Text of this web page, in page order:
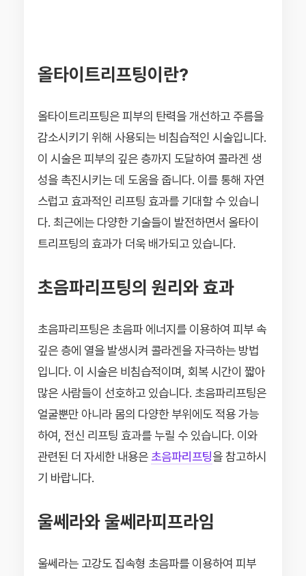
올타이트리프팅이란?
올타이트리프팅은 피부의 탄력을 개선하고 주름을
감소시키기 위해 사용되는 비침습적인 시술입니다.
이 시술은 피부의 깊은 층까지 도달하여 콜라겐 생
성을 촉진시키는 데 도움을 줍니다. 이를 통해 자연
스럽고 효과적인 리프팅 효과를 기대할 수 있습니
다. 최근에는 다양한 기술들이 발전하면서 올타이
트리프팅의 효과가 더욱 배가되고 있습니다.
초음파리프팅의 원리와 효과
초음파리프팅은 초음파 에너지를 이용하여 피부 속
깊은 층에 열을 발생시켜 콜라겐을 자극하는 방법
입니다. 이 시술은 비침습적이며, 회복 시간이 짧아
많은 사람들이 선호하고 있습니다. 초음파리프팅은
얼굴뿐만 아니라 몸의 다양한 부위에도 적용 가능
하여, 전신 리프팅 효과를 누릴 수 있습니다. 이와
관련된 더 자세한 내용은 초음파리프팅을 참고하시
기 바랍니다.
울쎄라와 울쎄라피프라임
울쎄라는 고강도 집속형 초음파를 이용하여 피부